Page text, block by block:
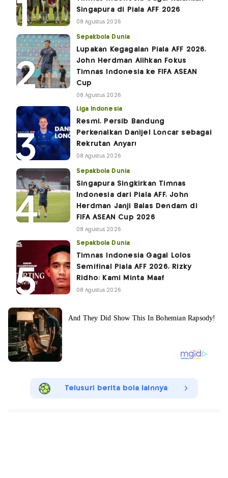
Singapura di Piala AFF 2026
08 Agustus 2026
Sepakbola Dunia
Lupakan Kegagalan Piala AFF 2026,
John Herdman Alihkan Fokus
Timnas Indonesia ke FIFA ASEAN
Cup
08 Agustus 2026
Liga Indonesia
Resmi, Persib Bandung
Perkenalkan Danijel Loncar sebagai
Rekrutan Anyar!
08 Agustus 2026
Sepakbola Dunia
Singapura Singkirkan Timnas
Indonesia dari Piala AFF, John
Herdman Janji Balas Dendam di
FIFA ASEAN Cup 2026
08 Agustus 2026
Sepakbola Dunia
Timnas Indonesia Gagal Lolos
Semifinal Piala AFF 2026, Rizky
Ridho: Kami Minta Maaf
08 Agustus 2026
Telusuri berita bola lainnya